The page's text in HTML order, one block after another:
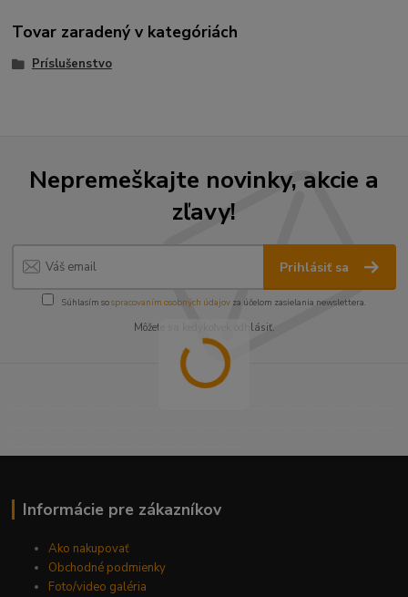
Tovar zaradený v kategóriách
Príslušenstvo
Nepremeškajte novinky, akcie a
zľavy!
Prihlásiť sa
Súhlasím sospracovaním osobných údajov za účelom zasielania newslettera.
Môžete sa kedykoľvek odhlásiť.
Informácie pre zákazníkov
Ako nakupovať
Obchodné podmienky
Foto/video galéria